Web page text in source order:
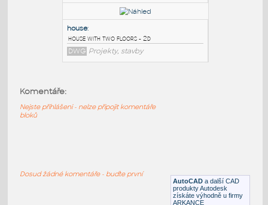
Airport Plans Autocad Drawing
Airport plans - projects
DWG Projekty, stavby
DWG Projekty, stavby
DWG
Projekty, stavby AutoCAD a další CAD
produkty Autodesk
získáte výhodně u firmy
ARKANCE
Komentáře:
Nejste přihlášeni - nelze připojit komentáře
bloků
Dosud žádné komentáře - buďte první